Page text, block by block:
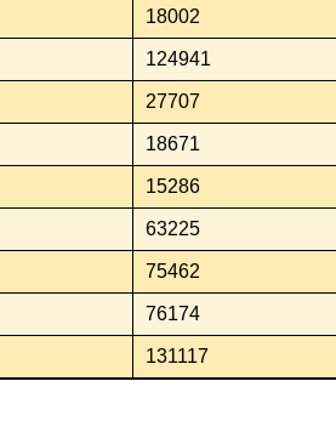
18002
124941
27707
18671
15286
63225
75462
76174
131117